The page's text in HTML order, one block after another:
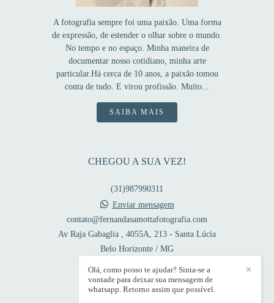
A fotografia sempre foi uma paixão. Uma forma
de expressão, de estender o olhar sobre o mundo.
No tempo e no espaço. Minha maneira de
documentar nosso cotidiano, minha arte
particular.Há cerca de 10 anos, a paixão tomou
conta de tudo. E virou profissão. Muito...
SAIBA MAIS
CHEGOU A SUA VEZ!
(31)987990311
Enviar mensagem
contato@fernandasamottafotografia.com
Av Raja Gabaglia , 4055A, 213 - Santa Lúcia
Belo Horizonte / MG
✕
Olá, como posso te ajudar? Sinta-se a
vontade para deixar sua mensagem de
whatsapp. Retorno assim que possível.